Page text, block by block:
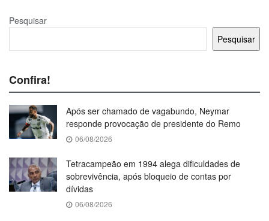
Pesquisar
Pesquisar
Confira!
Após ser chamado de vagabundo, Neymar
responde provocação de presidente do Remo
06/08/2026
Tetracampeão em 1994 alega dificuldades de
sobrevivência, após bloqueio de contas por
dívidas
06/08/2026